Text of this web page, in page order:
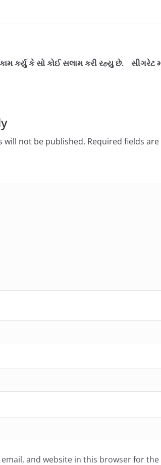
કર્યુ કે સો કોઈ સલામ કરી રહ્યુ છે.
સીગરેટ
will not be published. Required fields
email, and website in this browser for